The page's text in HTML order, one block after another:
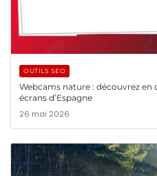
OUTILS SEO
Webcams nature : découvrez en
écrans d’Espagne
26 mai 2026